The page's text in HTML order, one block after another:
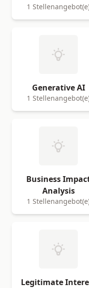
1
Generative AI
1
Business
Analysis
1
Legitimate